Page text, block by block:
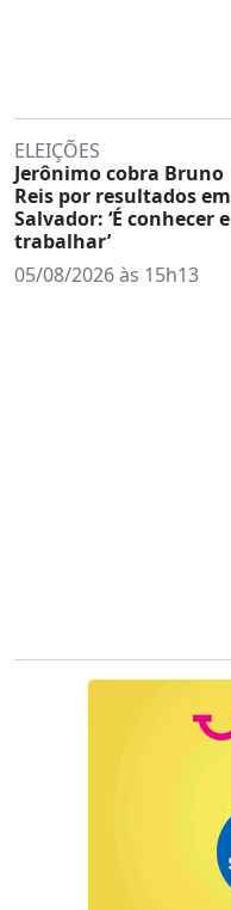
ELEIÇÕES
Jerônimo cobra Bruno
Reis por resultados em
Salvador: ‘É conhecer e
trabalhar’
05/08/2026 às 15h13